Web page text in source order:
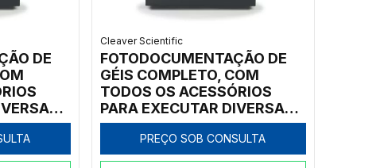
DE
GBIR-
Cleaver Scientific
FOTODOCUMENTAÇÃO DE
GÉIS COMPLETO, COM
TODOS OS ACESSÓRIOS
PARA EXECUTAR DIVERSAS
TÉCNICAS - MODELO:
CHEMIPROXS-9-E60-RGBIR-
IC
PREÇO SOB CONSULTA